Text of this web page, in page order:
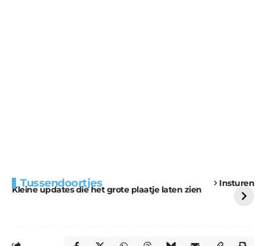
Tussendoortjes Insturen
Kleine updates die het grote plaatje laten zien
voor kabouters
uitdaging